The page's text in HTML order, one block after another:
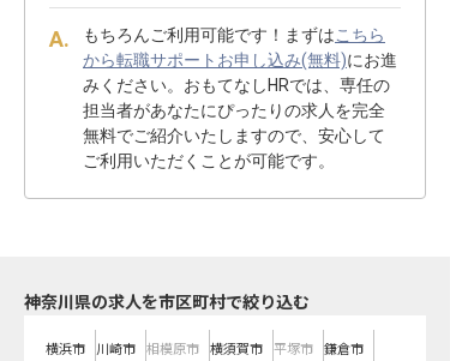
もちろんご利用可能です！まずはこちら
から転職サポートお申し込み(無料)にお進
みください。おもてなしHRでは、専任の
担当者があなたにぴったりの求人を完全
無料でご紹介いたしますので、安心して
ご利用いただくことが可能です。
神奈川県の求人を市区町村で絞り込む
横浜市 川崎市 相模原市 横須賀市 平塚市 鎌倉市